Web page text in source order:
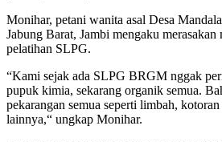
Monihar, petani wanita asal Desa
Jabung Barat, Jambi mengaku merasakan
pelatihan SLPG.
“Kami sejak ada SLPG BRGM nggak
pupuk kimia, sekarang organik semua.
pekarangan semua seperti limbah,
lainnya,“ ungkap Monihar.